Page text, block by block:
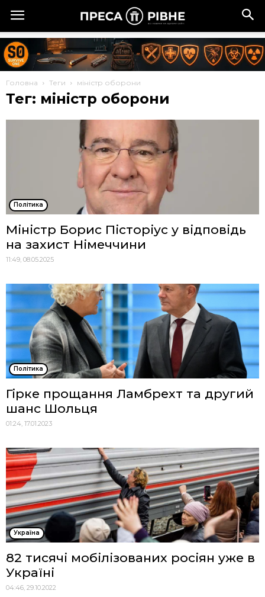
Головна Теги міністр оборони
Тег: міністр оборони
Політика
Міністр Борис Пісторіус у відповідь
на захист Німеччини
11:49, 08.05.2025
Політика
Гірке прощання Ламбрехт та другий
шанс Шольця
01:24, 17.01.2023
Україна
82 тисячі мобілізованих росіян уже в
Україні
04:46, 29.10.2022